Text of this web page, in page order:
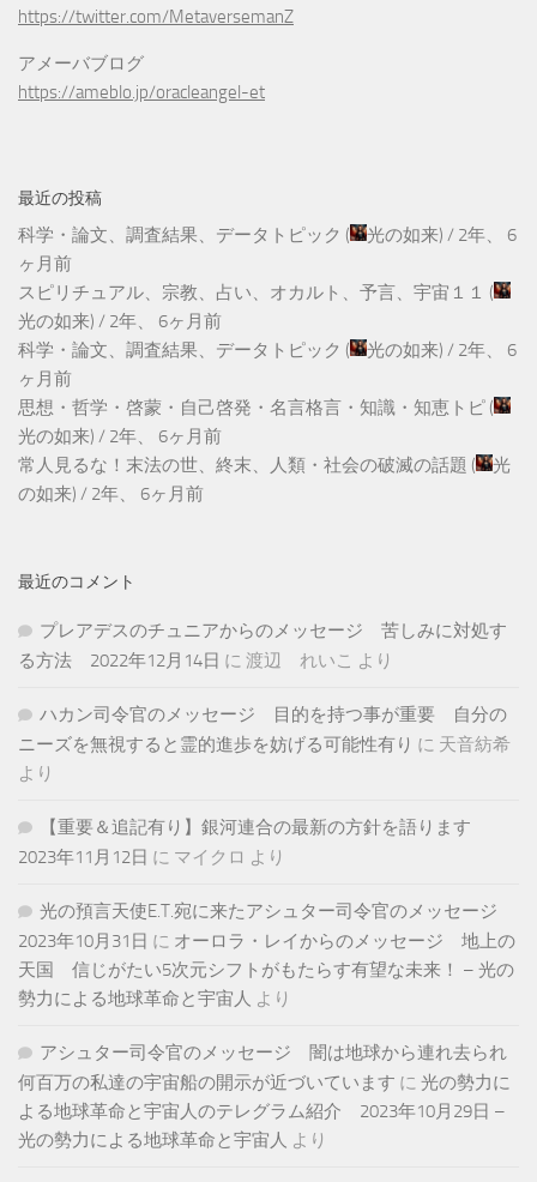
https://twitter.com/MetaversemanZ
アメーバブログ
https://ameblo.jp/oracleangel-et
最近の投稿
科学・論文、調査結果、データトピック ( 光の如来) / 2年、 6
ヶ月前
スピリチュアル、宗教、占い、オカルト、予言、宇宙１１ (
光の如来) / 2年、 6ヶ月前
科学・論文、調査結果、データトピック ( 光の如来) / 2年、 6
ヶ月前
思想・哲学・啓蒙・自己啓発・名言格言・知識・知恵トピ (
光の如来) / 2年、 6ヶ月前
常人見るな！末法の世、終末、人類・社会の破滅の話題 (
光
の如来) / 2年、 6ヶ月前
最近のコメント
プレアデスのチュニアからのメッセージ 苦しみに対処す
る方法 2022年12月14日 に 渡辺 れいこ より
ハカン司令官のメッセージ 目的を持つ事が重要 自分の
ニーズを無視すると霊的進歩を妨げる可能性有り に 天音紡希
より
【重要＆追記有り】銀河連合の最新の方針を語ります
2023年11月12日 に マイクロ より
光の預言天使E.T.宛に来たアシュター司令官のメッセージ
2023年10月31日 に オーロラ・レイからのメッセージ 地上の
天国 信じがたい5次元シフトがもたらす有望な未来！ – 光の
勢力による地球革命と宇宙人 より
アシュター司令官のメッセージ 闇は地球から連れ去られ
何百万の私達の宇宙船の開示が近づいています に 光の勢力に
よる地球革命と宇宙人のテレグラム紹介 2023年10月29日 –
光の勢力による地球革命と宇宙人 より